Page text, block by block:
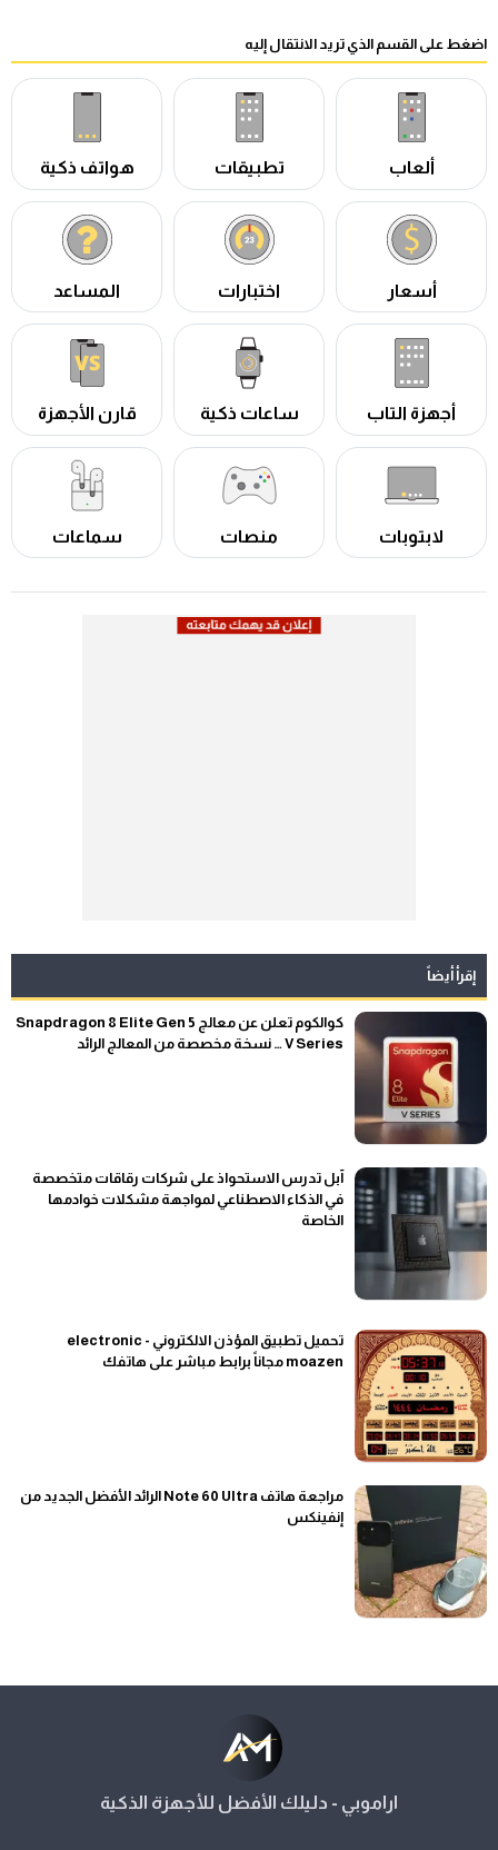
اضغط على القسم الذي تريد الانتقال إليه
ألعاب تطبيقات هواتف ذكية
أسعار اختبارات المساعد
أجهزة التاب ساعات ذكية قارن الأجهزة
لابتوبات منصات سماعات
إقرأ أيضاً
كوالكوم تعلن عن معالج Snapdragon 8 Elite Gen 5
V Series … نسخة مخصصة من المعالج الرائد
آبل تدرس الاستحواذ على شركات رقاقات متخصصة
في الذكاء الاصطناعي لمواجهة مشكلات خوادمها
الخاصة
تحميل تطبيق المؤذن الالكتروني - electronic
moazen مجاناً برابط مباشر على هاتفك
مراجعة هاتف Note 60 Ultra الرائد الأفضل الجديد من
إنفينكس
اراموبي - دليلك الأفضل للأجهزة الذكية